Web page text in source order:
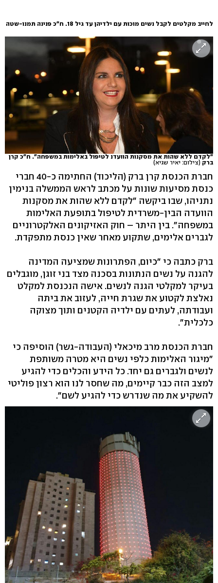
לחייב מקלטים לקבל נשים מוכות עם ילדיהן עד גיל 18. ח"כ פנינה תמנו-שטה
"לקדם ללא שהות את מסקנות הוועדנ לטיפול באלימות במשפחה". ח"כ קרן
ברק (צילום: יאיר שגיא)
חברת הכנסת קרן ברק (הליכוד) החתימה כ-40 חברי
כנסת מסיעות שונות על מכתב לראש הממשלה בנימין
נתניהו, שבו ביקשה "לקדם ללא שהות את מסקנות
הוועדה הבין-משרדית לטיפול בתופעת האלימות
במשפחה". בין היתר – חוק האזיקונים האלקטרוניים
לגברים אלימים, שתקוע מאחר שאין כנסת מתפקדת.
ברק כתבה כי "כיום, הפתרונות שמציעה המדינה
להגנה על נשים הנתונות בסכנה מצד בני זוגן, מוגבלים
בעיקר למקלטי הגנה לנשים. אישה הנכנסת למקלט
נאלצת לקטוע את שגרת חייה, לעזוב את ביתה
ועבודתה, לעתים עם ילדיה הקטנים ותוך מצוקה
כלכלית".
חברת הכנסת מרב מיכאלי (העבודה-גשר) הוסיפה כי
"מיגור האלימות כלפי נשים היא מטרה משותפת
לנשים ולגברים גם יחד. כל הידע והכלים כדי להגיע
למצב הזה כבר קיימים, מה שחסר לנו הוא רצון פוליטי
להשקיע את מה שנדרש כדי להגיע לשם".